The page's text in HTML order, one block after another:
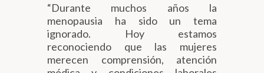
“Durante muchos años la
menopausia ha sido un tema
ignorado. Hoy estamos
reconociendo que las mujeres
merecen comprensión, atención